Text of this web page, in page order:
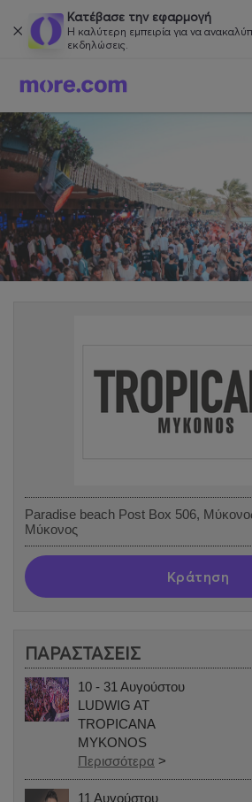
Κατέβασε την εφαρμογή
Η καλύτερη εμπειρία για να
εκδηλώσεις.
Paradise beach Post Box 506,
Μύκονος
Κράτηση
ΠΑΡΑΣΤΑΣΕΙΣ
10 - 31 Αυγούστου
LUDWIG AT
TROPICANA
MYKONOS
Περισσότερα >
11 Αυγούστου